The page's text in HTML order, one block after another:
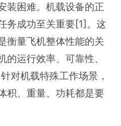
装困难。机载设备的正
务成功至关重要[1]。这
衡量飞机整体性能的关
运行效率、可靠性、
对机载特殊工作场景，
积、重量、功耗都是要